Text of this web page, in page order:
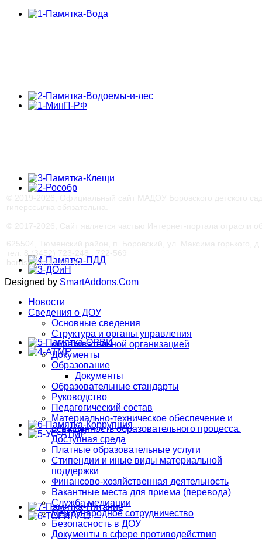
тел. 8 (3452) 723-248 , 722-569
bords@obraz-tmr.ru
Designed by SmartAddons.Com
Новости
Сведения о ДОУ
Основные сведения
Структура и органы управления
образовательной организацией
Документы
Образование
Документы
Образовательные стандарты
Руководство
Педагогический состав
Материально-техническое обеспечение и
оснащенность образовательного процесса.
Доступная среда
Платные образовательные услуги
Стипендии и иные виды материальной
поддержки
Финансово-хозяйственная деятельность
Вакантные места для приема (перевода)
Служба медиации
Международное сотрудничество
Безопасность в ДОУ
Документы в сфере противодействия